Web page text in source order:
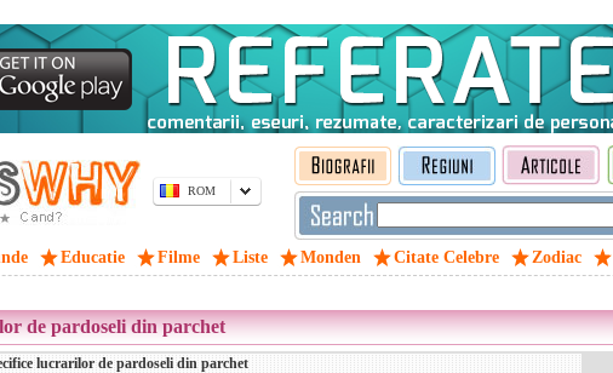
ROM
Educatie Filme Liste Monden Citate Celebre Zodiac
de pardoseli din parchet
lucrarilor de pardoseli din parchet